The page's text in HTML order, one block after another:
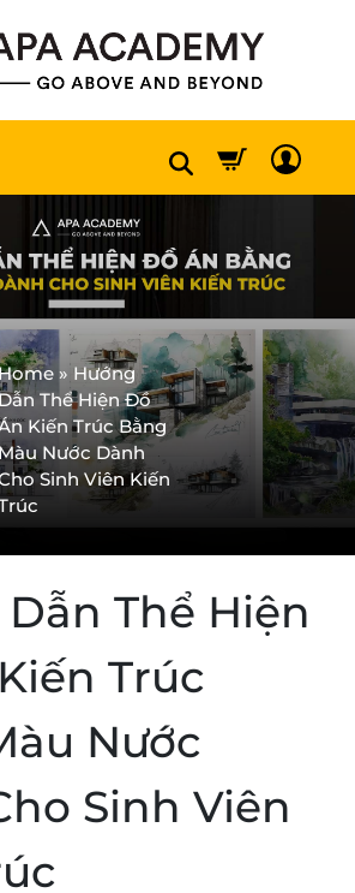
» Hướng
Thể Hiện Đồ
Kiến Trúc Bằng
Nước Dành
Sinh Viên Kiến
Thể Hiện
Trúc
Nước
Sinh Viên